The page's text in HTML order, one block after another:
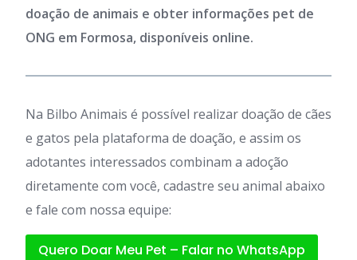
doação de animais e obter informações pet de
ONG em Formosa, disponíveis online.
Na Bilbo Animais é possível realizar doação de cães
e gatos pela plataforma de doação, e assim os
adotantes interessados combinam a adoção
diretamente com você, cadastre seu animal abaixo
e fale com nossa equipe:
Quero Doar Meu Pet – Falar no WhatsApp